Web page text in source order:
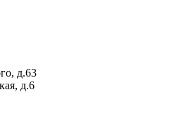
д.63
д.6